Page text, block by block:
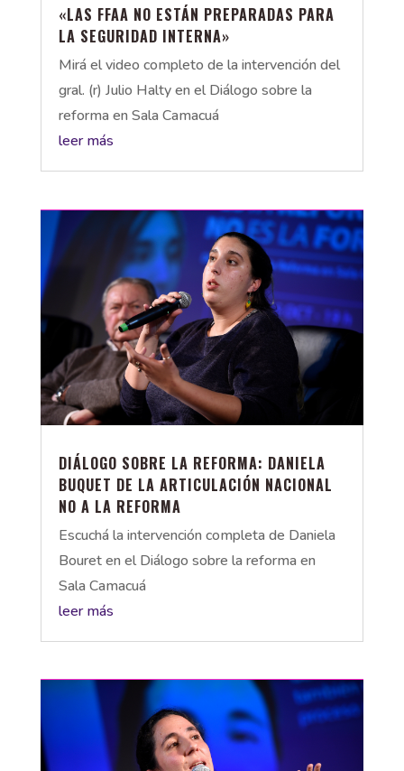
«LAS FFAA NO ESTÁN PREPARADAS PARA
LA SEGURIDAD INTERNA»
Mirá el video completo de la intervención del
gral. (r) Julio Halty en el Diálogo sobre la
reforma en Sala Camacuá
leer más
DIÁLOGO SOBRE LA REFORMA: DANIELA
BUQUET DE LA ARTICULACIÓN NACIONAL
NO A LA REFORMA
Escuchá la intervención completa de Daniela
Bouret en el Diálogo sobre la reforma en
Sala Camacuá
leer más